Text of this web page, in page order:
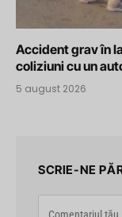
Accident grav în
coliziuni cu un
5 august 2026
SCRIE-NE